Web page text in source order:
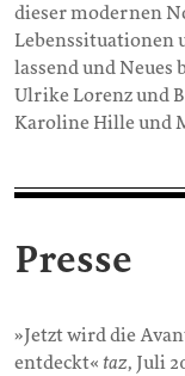
dieser modernen
Lebenssituationen
lassend und
Ulrike Lorenz und
Karoline Hille und
Presse
»Jetzt wird die
entdeckt« taz, Juli